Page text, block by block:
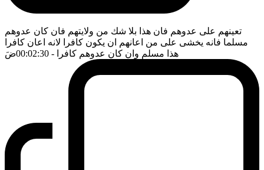
تعينهم على عدوهم فان هذا بلا شك من ولايتهم فان كان عدوهم
مسلما فانه يخشى على من اعانهم ان يكون كافرا لانه اعان كافرا
هذا مسلم وان كان عدوهم كافرا - 00:02:30 ضَ